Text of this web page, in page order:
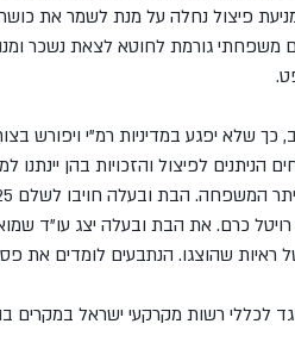
פיצול נחלה על מנת לשמר את
גורמת לחוטא לצאת נשכר
כך שלא יפגע במדיניות רמ"י ויפורש
לפיצול והזכויות בהן יינתנו
כרם. את הבת ובעלה יצג עו"ד
שהוצגו. הנתבעים לומדים את
לכללי רשות מקרקעי ישראל במקרים